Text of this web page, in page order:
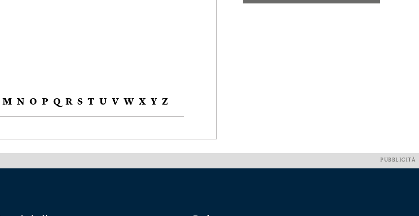
M N O P Q R S T U V W X Y Z
PUBBLICITÀ